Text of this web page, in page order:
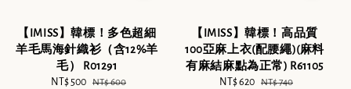
【IMISS】韓標！多色超細
羊毛馬海針織衫（含12%羊
毛） R01291
Sale
NT$ 500 Regular
NT$ 600
【IMISS】韓標！高品質
100亞麻上衣(配腰繩)(麻料
有麻結麻點為正常) R61105
Sale
NT$ 620 Regular
NT$ 740